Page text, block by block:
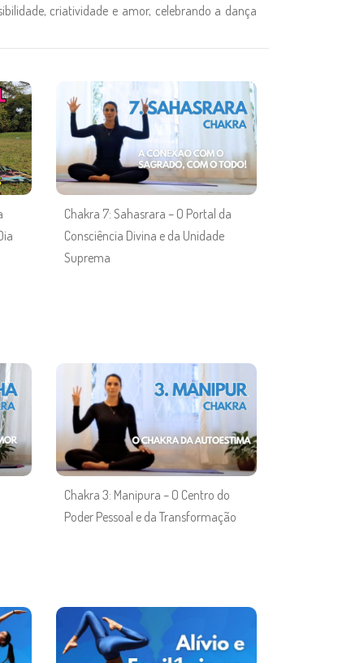
criatividade e amor, celebrando a dança
Chakra 7: Sahasrara – O Portal da
Consciência Divina e da Unidade
Suprema
Chakra 3: Manipura – O Centro do
Poder Pessoal e da Transformação